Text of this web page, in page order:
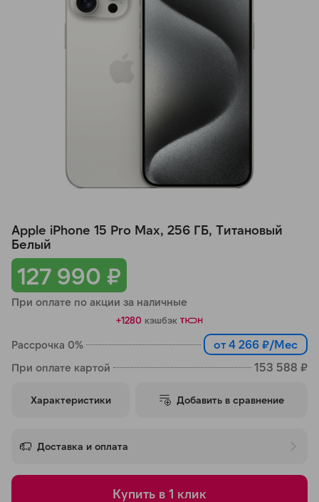
127 990 ₽
При оплате по акции за наличные
+1280 кэшбэк
Рассрочка 0% от 4 266 ₽/Мес
При оплате картой 153 588 ₽
Apple iPhone 15 Pro Max, 256 ГБ, Титановый
Белый
Характеристики Добавить в сравнение
Доставка и оплата
Купить в 1 клик
Добавляйте товары
% картой любого банка
выбранный способом
списыватьсяс вашей карты
Остались вопросы?